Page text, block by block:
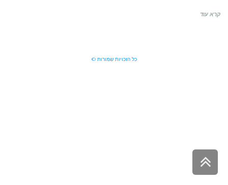
קרא עוד
כל הזכויות שמורות ©
לראש